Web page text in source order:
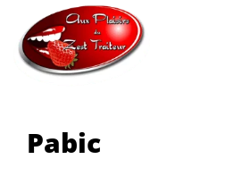
Passer
contenu
Pabic